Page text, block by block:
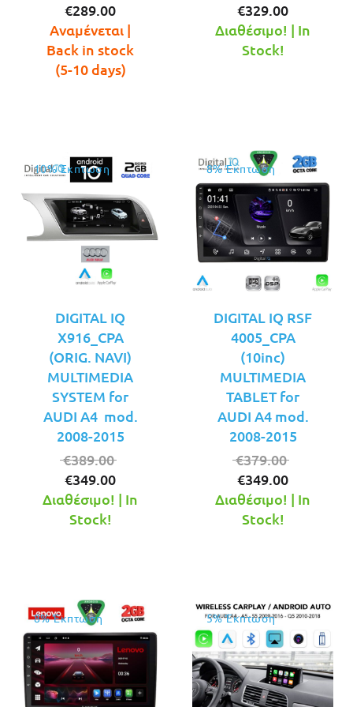
was:
€329.00.
€289.00
τρέχουσα
τιμή
είναι:
Αναμένεται |
Back in stock
(5-10 days)
was:
€329.00
τρέχουσα
Διαθέσιμο! | In
Stock!
10% Έκπτωση
DIGITAL IQ
X916_CPA
(ORIG. NAVI)
MULTIMEDIA
SYSTEM for
AUDI A4 mod.
2008-2015
€389.00
was:
€349.00
τρέχουσα
Διαθέσιμο! | In
Stock!
8% Έκπτωση
DIGITAL IQ RSF
4005_CPA
(10inc)
MULTIMEDIA
TABLET for
AUDI A4 mod.
2008-2015
€379.00
was:
€349.00
τρέχουσα
Διαθέσιμο! | In
Stock!
8% Έκπτωση 5% Έκπτωση